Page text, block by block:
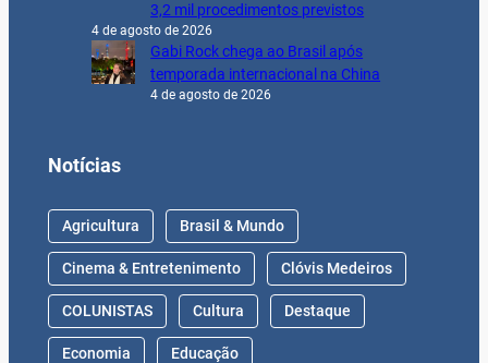
3,2 mil procedimentos previstos
4 de agosto de 2026
Gabi Rock chega ao Brasil após
temporada internacional na China
4 de agosto de 2026
Notícias
Agricultura Brasil & Mundo
Cinema & Entretenimento Clóvis Medeiros
COLUNISTAS Cultura Destaque
Economia Educação